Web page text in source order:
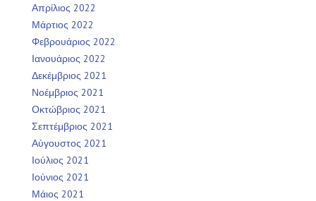
Απρίλιος 2022
Μάρτιος 2022
Φεβρουάριος 2022
Ιανουάριος 2022
Δεκέμβριος 2021
Νοέμβριος 2021
Οκτώβριος 2021
Σεπτέμβριος 2021
Αύγουστος 2021
Ιούλιος 2021
Ιούνιος 2021
Μάιος 2021